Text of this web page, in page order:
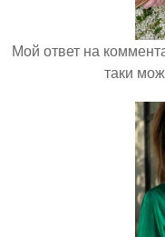
Мой ответ на
таки